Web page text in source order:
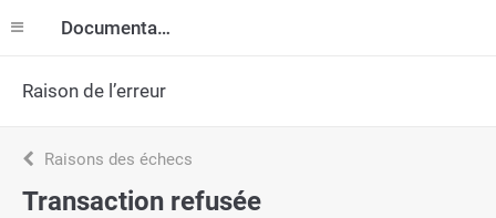
Documentation
Raison de l’erreur
Raisons des échecs
Transaction refusée